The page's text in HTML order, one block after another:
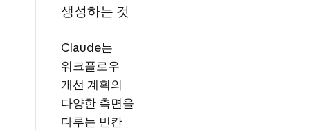
생성하는 것
Claude는
워크플로우
개선 계획의
다양한 측면을
다루는 빈칸